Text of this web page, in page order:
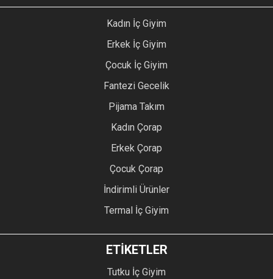
Kadın İç Giyim
Erkek İç Giyim
Çocuk İç Giyim
Fantezi Gecelik
Pijama Takım
Kadın Çorap
Erkek Çorap
Çocuk Çorap
İndirimli Ürünler
Termal İç Giyim
ETİKETLER
Tutku İç Giyim